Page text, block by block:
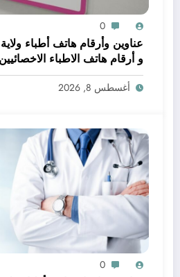
0
عناوين وأرقام هاتف أطباء
و أرقام هاتف الاطباء
أغسطس 8, 2026
0